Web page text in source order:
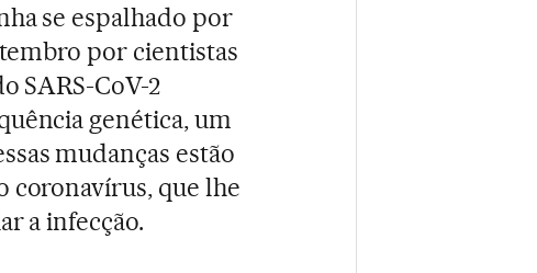
se espalhado por
por cientistas
SARS-CoV-2
genética, um
mudanças estão
coronavírus, que lhe
a infecção.